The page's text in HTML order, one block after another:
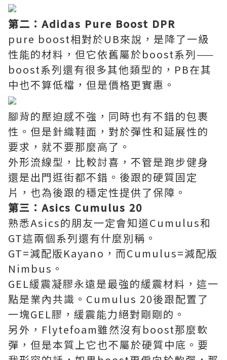
第二：Adidas Pure Boost DPR
pure boost相對於UB來說，是降了一級
性能的材料，但它依舊屬於boost系列——
boost系列還有很多其他類型的，PB在其
中也不算低檔，但是價格更實惠。
腳背的壓迫感不強，同時也有不錯的包裹
性。但是針織鞋面，對於彈性和延展性的
要求，就不要那麼高了。
外形流線型，比較討喜，不管是跑步健身
還是出門逛街都不錯。後跟的硬質固定
片，也為後跟的穩定性提供了保障。
第三：Asics Cumulus 20
熟悉Asics的朋友一定會知道Cumulus和
GT這兩個系列還有什麼別稱。
GT=減配版Kayano，而Cumulus=減配版
Nimbus。
GEL緩震凝膠永遠是最強的緩震材料，這一
點是業內共識。Cumulus 20後跟配置了
一塊GEL膠，緩震能力絕對剛剛的。
另外，Flytefoam雖然沒有boost那麼軟
彈，但是本質上它也不屬於硬質中底。要